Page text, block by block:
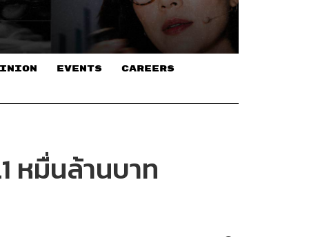
EVENTS CAREERS
หมื่นล้านบาท